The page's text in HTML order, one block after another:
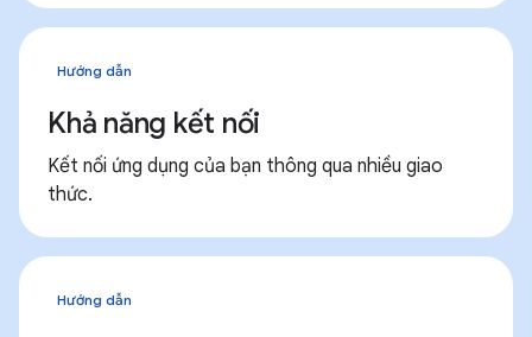
Hướng dẫn
Khả năng kết nối
Kết nối ứng dụng của bạn thông qua nhiều giao
thức.
Hướng dẫn